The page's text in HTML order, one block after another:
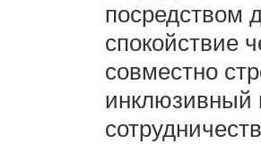
посредством
спокойствие
совместно
инклюзивный